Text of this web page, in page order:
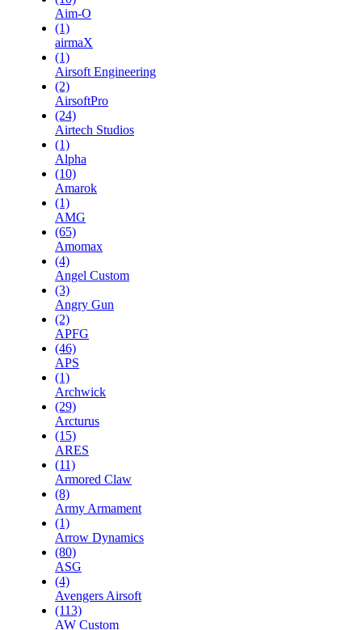
Aim-O
(1)
airmaX
(1)
Airsoft Engineering
(2)
AirsoftPro
(24)
Airtech Studios
(1)
Alpha
(10)
Amarok
(1)
AMG
(65)
Amomax
(4)
Angel Custom
(3)
Angry Gun
(2)
APFG
(46)
APS
(1)
Archwick
(29)
Arcturus
(15)
ARES
(11)
Armored Claw
(8)
Army Armament
(1)
Arrow Dynamics
(80)
ASG
(4)
Avengers Airsoft
(113)
AW Custom